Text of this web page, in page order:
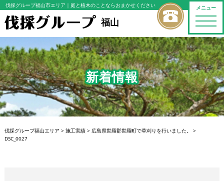
メニュー
toggle
伐採グループ福山市エリア ｜庭と植木のことならおまかせください
福山
新着情報
伐採グループ福山エリア > 施工実績> 広島県世羅郡世羅町で草刈りを行いました。
>
DSC_0027